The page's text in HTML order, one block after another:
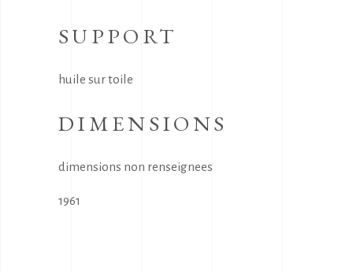
SUPPORT
huile sur toile
DIMENSIONS
dimensions non renseignees
1961